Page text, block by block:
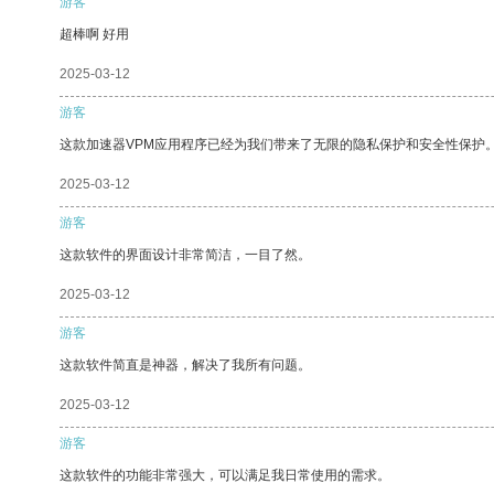
超棒啊 好用
2025-03-12
游客
这款加速器VPM应用程序已经为我们带来了无限的隐私保护和安全性保护
2025-03-12
游客
这款软件的界面设计非常简洁，一目了然。
2025-03-12
游客
这款软件简直是神器，解决了我所有问题。
2025-03-12
游客
这款软件的功能非常强大，可以满足我日常使用的需求。